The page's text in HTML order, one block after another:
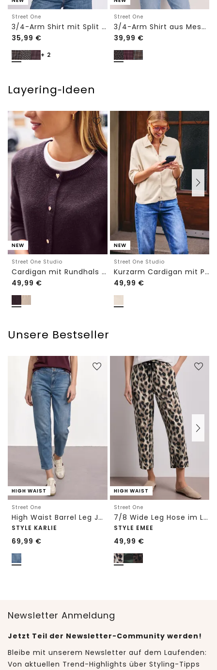
Street One
3/4-Arm Shirt mit Split Neck und Print
35,99 €
+ 2
Street One
3/4-Arm Shirt aus Mesh mit Print
39,99 €
Layering‑Ideen
NEW
Street One Studio
Cardigan mit Rundhals und Knöpfen
49,99 €
NEW
Street One Studio
Kurzarm Cardigan mit Polokragen
49,99 €
Unsere Bestseller
HIGH WAIST
Street One
High Waist Barrel Leg Jeans im Loose Fit
STYLE KARLIE
69,99 €
HIGH WAIST
Street One
7/8 Wide Leg Hose im Loose Fit mit Print
STYLE EMEE
49,99 €
Newsletter Anmeldung
Jetzt Teil der Newsletter-Community werden!
Bleibe mit unserem Newsletter auf dem Laufenden:
Von aktuellen Trend-Highlights über Styling-Tipps